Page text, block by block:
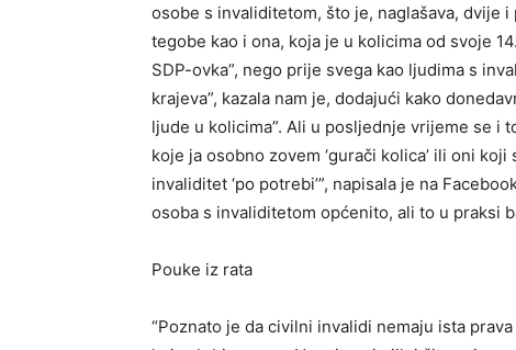
osobe s invaliditetom, što je, naglašava, dvije
tegobe kao i ona, koja je u kolicima od svoje
SDP-ovka”, nego prije svega kao ljudima s
krajeva”, kazala nam je, dodajući kako
ljude u kolicima”. Ali u posljednje vrijeme se i
koje ja osobno zovem ‘gurači kolica’ ili oni
invaliditet ‘po potrebi’”, napisala je na
osoba s invaliditetom općenito, ali to u praksi
Pouke iz rata
“Poznato je da civilni invalidi nemaju ista